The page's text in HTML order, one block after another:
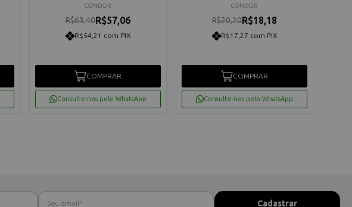
CONDOR
R$63,40R$57,06
R$54,21 com PIX
COMPRAR
Consulte-nos pelo WhatsApp
CONDOR
R$20,20R$18,18
R$17,27 com PIX
COMPRAR
Consulte-nos pelo WhatsApp